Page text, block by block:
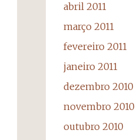
abril 2011
março 2011
fevereiro 2011
janeiro 2011
dezembro 2010
novembro 2010
outubro 2010